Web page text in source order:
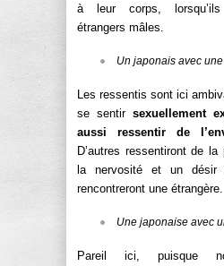
à leur corps,
étrangers mâles.
Un japonais avec
Les ressentis sont ici
se sentir sexuellement
aussi ressentir de
D’autres ressentiront de
la nervosité et un désir
rencontreront une étrangère.
Une japonaise avec
Pareil ici, puisque